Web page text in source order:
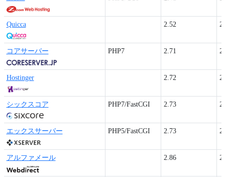
Quicca 2.52
コアサーバー PHP7 2.71
Hostinger 2.72
シックスコア PHP7/FastCGI 2.73
エックスサーバー PHP5/FastCGI 2.73
アルファメール 2.86